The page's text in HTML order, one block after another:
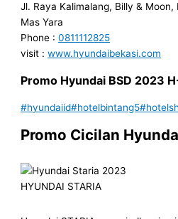
Jl. Raya Kalimalang, Billy &
Mas Yara
Phone :0811112825
visit :www.hyundaibekasi.com
Promo Hyundai BSD 2023
#hyundaiid#hotelbintang5
Promo Cicilan
HYUNDAI STARIA